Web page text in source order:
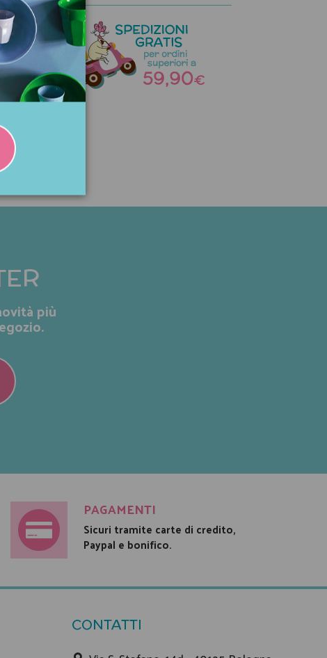
più
PAGAMENTI
Sicuri tramite carte di credito,
Paypal e bonifico.
CONTATTI